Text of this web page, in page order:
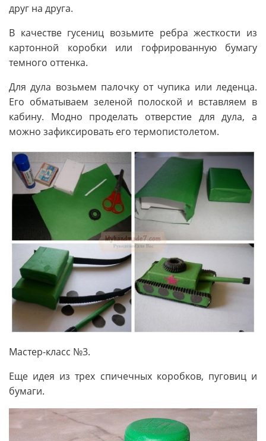
друг на друга.
В качестве гусениц возьмите ребра жесткости из
картонной коробки или гофрированную бумагу
темного оттенка.
Для дула возьмем палочку от чупика или леденца.
Его обматываем зеленой полоской и вставляем в
кабину. Модно проделать отверстие для дула, а
можно зафиксировать его термопистолетом.
Мастер-класс №3.
Еще идея из трех спичечных коробков, пуговиц и
бумаги.